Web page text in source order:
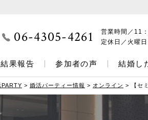
06-4305-4261 営業時間／ 11
定休日／ 火曜
結果報告 参加者の声 結婚し
> 婚活パーティー情報 > オンライン > 【セ